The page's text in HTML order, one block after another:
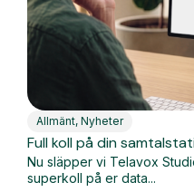
Allmänt, Nyheter
Full koll på din
Nu släpper vi Telavox
superkoll på er data...